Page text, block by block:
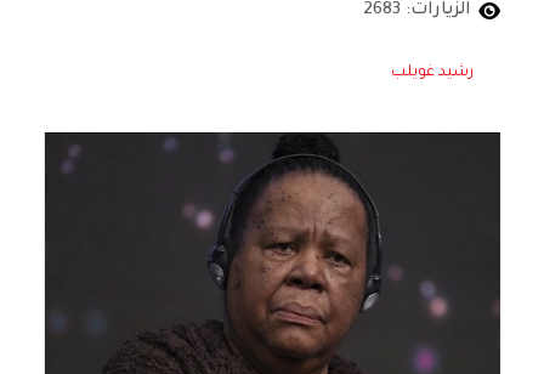
الزيارات: 2683
رشيد غويلب